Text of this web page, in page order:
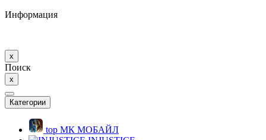
Информация
x
Поиск
x
Категории
top МК MОБAЙЛ